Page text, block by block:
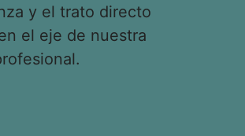
y el trato directo
el eje de nuestra